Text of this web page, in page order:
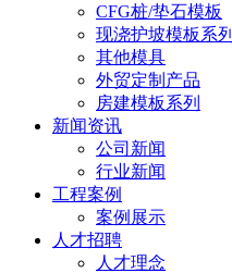
CFG桩/垫石模板
现浇护坡模板系列
其他模具
外贸定制产品
房建模板系列
新闻资讯
公司新闻
行业新闻
工程案例
案例展示
人才招聘
人才理念